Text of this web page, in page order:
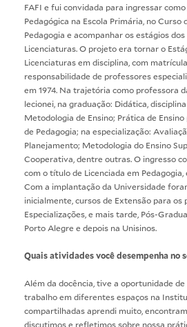
FAFI e fui convidada para ingressar
Pedagógica na Escola Primária, no Curso
Pedagogia e acompanhar os estágios
Licenciaturas. O projeto era tornar o
Licenciaturas em disciplina, com
responsabilidade de professores
em 1974. Na trajetória como professora
lecionei, na graduação: Didática,
Metodologia de Ensino; Prática de
de Pedagogia; na especialização:
Planejamento; Metodologia do Ensino
Cooperativa, dentre outras. O ingresso
com o título de Licenciada em
Com a implantação da Universidade
inicialmente, cursos de Extensão para os
Especializações, e mais tarde, Pós-
Porto Alegre e depois na Unisinos.
Quais atividades você desempenha no
Além da docência, tive a oportunidade
trabalho em diferentes espaços na
compartilhadas aprendi muito,
discutimos e refletimos sobre nossa